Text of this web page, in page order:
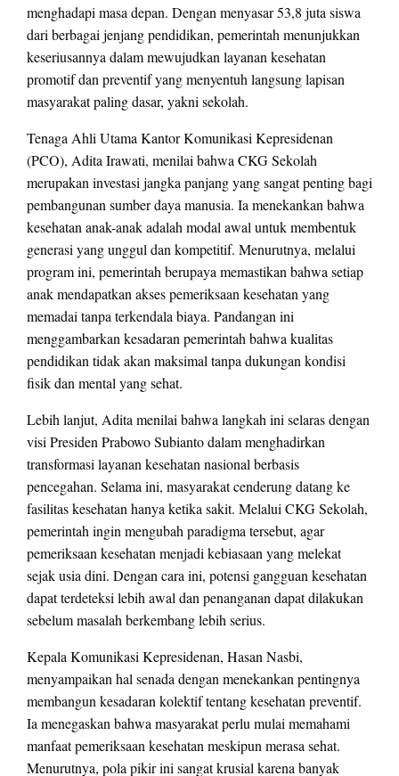
menghadapi masa depan. Dengan menyasar 53,8 juta siswa
dari berbagai jenjang pendidikan, pemerintah menunjukkan
keseriusannya dalam mewujudkan layanan kesehatan
promotif dan preventif yang menyentuh langsung lapisan
masyarakat paling dasar, yakni sekolah.
Tenaga Ahli Utama Kantor Komunikasi Kepresidenan
(PCO), Adita Irawati, menilai bahwa CKG Sekolah
merupakan investasi jangka panjang yang sangat penting bagi
pembangunan sumber daya manusia. Ia menekankan bahwa
kesehatan anak-anak adalah modal awal untuk membentuk
generasi yang unggul dan kompetitif. Menurutnya, melalui
program ini, pemerintah berupaya memastikan bahwa setiap
anak mendapatkan akses pemeriksaan kesehatan yang
memadai tanpa terkendala biaya. Pandangan ini
menggambarkan kesadaran pemerintah bahwa kualitas
pendidikan tidak akan maksimal tanpa dukungan kondisi
fisik dan mental yang sehat.
Lebih lanjut, Adita menilai bahwa langkah ini selaras dengan
visi Presiden Prabowo Subianto dalam menghadirkan
transformasi layanan kesehatan nasional berbasis
pencegahan. Selama ini, masyarakat cenderung datang ke
fasilitas kesehatan hanya ketika sakit. Melalui CKG Sekolah,
pemerintah ingin mengubah paradigma tersebut, agar
pemeriksaan kesehatan menjadi kebiasaan yang melekat
sejak usia dini. Dengan cara ini, potensi gangguan kesehatan
dapat terdeteksi lebih awal dan penanganan dapat dilakukan
sebelum masalah berkembang lebih serius.
Kepala Komunikasi Kepresidenan, Hasan Nasbi,
menyampaikan hal senada dengan menekankan pentingnya
membangun kesadaran kolektif tentang kesehatan preventif.
Ia menegaskan bahwa masyarakat perlu mulai memahami
manfaat pemeriksaan kesehatan meskipun merasa sehat.
Menurutnya, pola pikir ini sangat krusial karena banyak